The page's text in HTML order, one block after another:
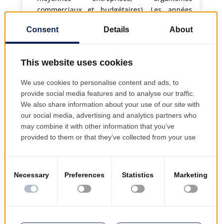
commerciaux et budgétaires). Les années
de recherche et d'innovation ont permis de
faire d'EMSYS (Enterprise Management
temps réel, robuste, performant et unique,
destiné à divers secteurs : Assurance,
Bâtiment, Services publics, Universités,
Secteur public, Production alimentaire,
Industrie manufacturière, Extraction
pétrolière et gazière, Commerce de détail,
Distribution.